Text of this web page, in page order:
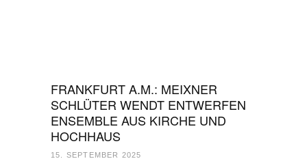
FRANKFURT A.M.: MEIXNER
SCHLÜTER WENDT ENTWERFEN
ENSEMBLE AUS KIRCHE UND
HOCHHAUS
15. SEPTEMBER 2025